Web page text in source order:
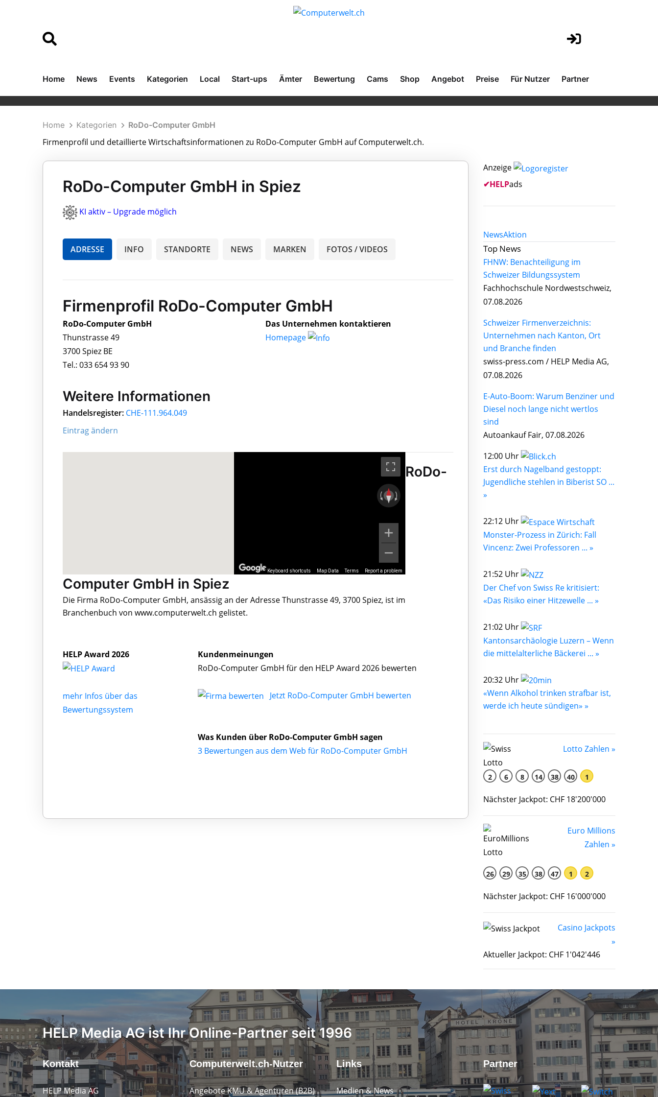
Home News Events Kategorien Local Start-ups Ämter Bewertung Cams Shop Angebot Preise Für Nutzer Partner
Home Kategorien RoDo-Computer GmbH
Firmenprofil und detaillierte Wirtschaftsinformationen zu RoDo-Computer GmbH auf Computerwelt.ch.
RoDo-Computer GmbH in Spiez
KI aktiv – Upgrade möglich
ADRESSE INFO STANDORTE NEWS MARKEN FOTOS / VIDEOS
Firmenprofil RoDo-Computer GmbH
RoDo-Computer GmbH
Thunstrasse 49
3700 Spiez BE
Tel.: 033 654 93 90
Das Unternehmen kontaktieren
Homepage
Weitere Informationen
Handelsregister: CHE-111.964.049
Eintrag ändern
Keyboard shortcuts Map Data Terms Report a problem
RoDo-
Computer GmbH in Spiez
Die Firma RoDo-Computer GmbH, ansässig an der Adresse Thunstrasse 49, 3700 Spiez, ist im
Branchenbuch von www.computerwelt.ch gelistet.
HELP Award 2026
mehr Infos über das
Bewertungssystem
Kundenmeinungen
RoDo-Computer GmbH für den HELP Award 2026 bewerten
Jetzt RoDo-Computer GmbH bewerten
Was Kunden über RoDo-Computer GmbH sagen
3 Bewertungen aus dem Web für RoDo-Computer GmbH
Anzeige
✔HELPads
NewsAktion
Top News
FHNW: Benachteiligung im
Schweizer Bildungssystem
Fachhochschule Nordwestschweiz,
07.08.2026
Schweizer Firmenverzeichnis:
Unternehmen nach Kanton, Ort
und Branche finden
swiss-press.com / HELP Media AG,
07.08.2026
E-Auto-Boom: Warum Benziner und
Diesel noch lange nicht wertlos
sind
Autoankauf Fair, 07.08.2026
12:00 Uhr
Erst durch Nagelband gestoppt:
Jugendliche stehlen in Biberist SO ...
»
22:12 Uhr
Monster-Prozess in Zürich: Fall
Vincenz: Zwei Professoren ... »
21:52 Uhr
Der Chef von Swiss Re kritisiert:
«Das Risiko einer Hitzewelle ... »
21:02 Uhr
Kantonsarchäologie Luzern – Wenn
die mittelalterliche Bäckerei ... »
20:32 Uhr
«Wenn Alkohol trinken strafbar ist,
werde ich heute sündigen» »
Lotto Zahlen »
2 6 8 14 38 40 1
Nächster Jackpot: CHF 18'200'000
Euro Millions
Zahlen »
26 29 35 38 47 1 2
Nächster Jackpot: CHF 16'000'000
Casino Jackpots
»
Aktueller Jackpot: CHF 1'042'446
HELP Media AG ist Ihr Online-Partner seit 1996
Kontakt
HELP Media AG
Computerwelt.ch-Nutzer
Angebote KMU & Agenturen (B2B)
Links
Medien & News
Partner